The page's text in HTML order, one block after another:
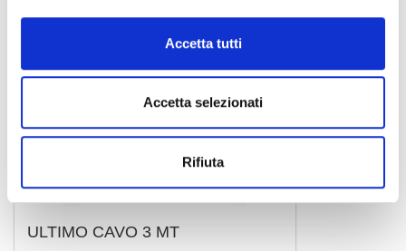
Accetta tutti
Accetta selezionati
Rifiuta
ULTIMO CAVO 3 MT